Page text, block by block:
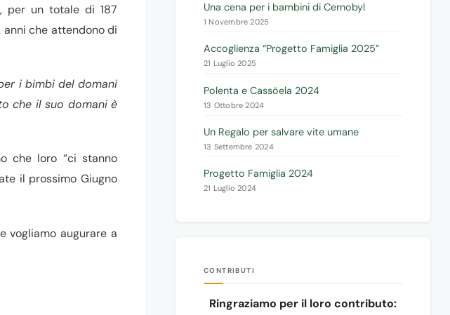
per un totale di 187
anni che attendono di
i bimbi del domani
che il suo domani è
che loro “ci stanno
il prossimo Giugno
vogliamo augurare a
Una cena per i bambini di Cernobyl
1 Novembre 2025
Accoglienza “Progetto Famiglia 2025”
21 Luglio 2025
Polenta e Cassöela 2024
13 Ottobre 2024
Un Regalo per salvare vite umane
13 Settembre 2024
Progetto Famiglia 2024
21 Luglio 2024
CONTRIBUTI
Ringraziamo per il loro contributo: